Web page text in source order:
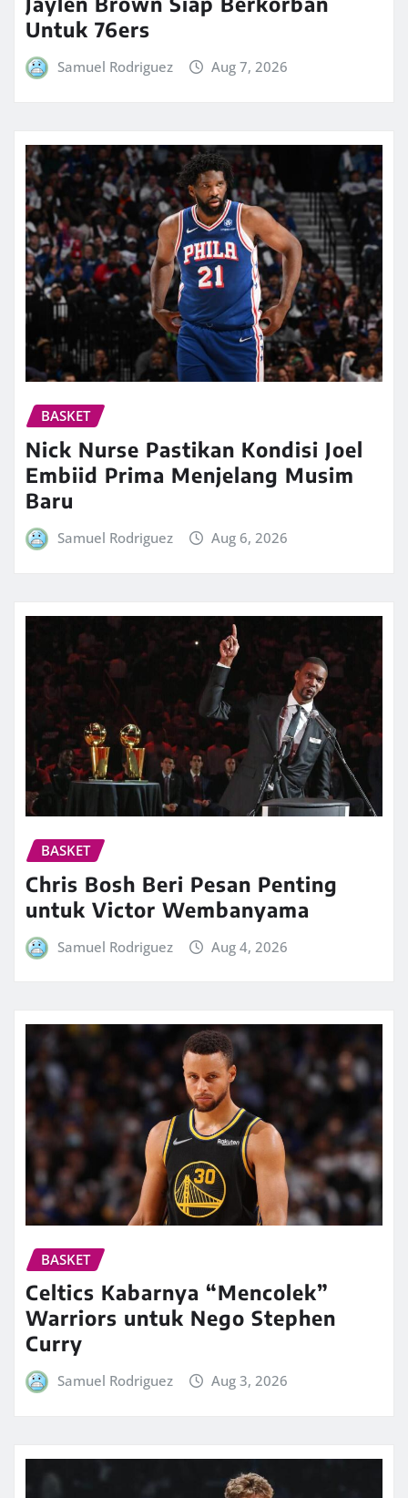
Untuk 76ers
Samuel Rodriguez Aug 7, 2026
BASKET
Nick Nurse Pastikan Kondisi Joel
Embiid Prima Menjelang Musim
Baru
Samuel Rodriguez Aug 6, 2026
BASKET
Chris Bosh Beri Pesan Penting
untuk Victor Wembanyama
Samuel Rodriguez Aug 4, 2026
BASKET
Celtics Kabarnya “Mencolek”
Warriors untuk Nego Stephen
Curry
Samuel Rodriguez Aug 3, 2026